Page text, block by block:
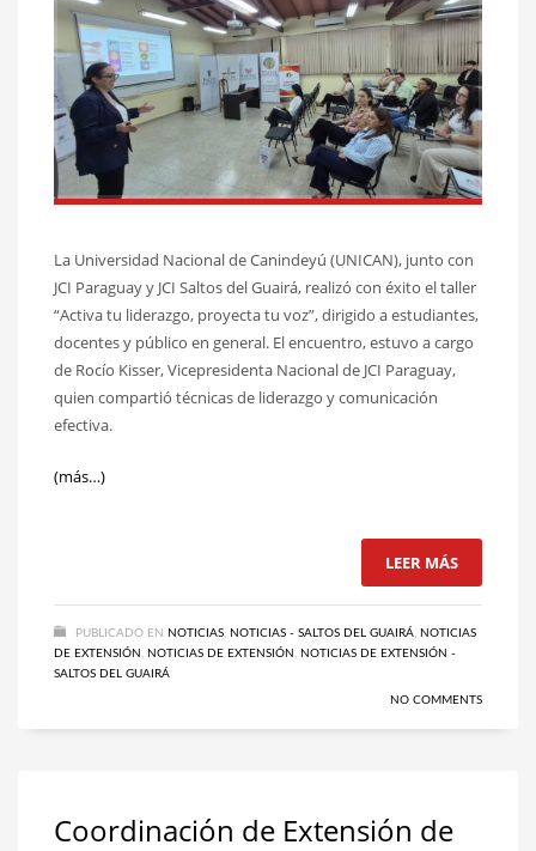
La Universidad Nacional de Canindeyú (UNICAN), junto con
JCI Paraguay y JCI Saltos del Guairá, realizó con éxito el taller
“Activa tu liderazgo, proyecta tu voz”, dirigido a estudiantes,
docentes y público en general. El encuentro, estuvo a cargo
de Rocío Kisser, Vicepresidenta Nacional de JCI Paraguay,
quien compartió técnicas de liderazgo y comunicación
efectiva.
(más…)
LEER MÁS
PUBLICADO EN NOTICIAS NOTICIAS - SALTOS DEL GUAIRÁ NOTICIAS
DE EXTENSIÓN
NOTICIAS DE EXTENSIÓN
NOTICIAS DE EXTENSIÓN -
SALTOS DEL GUAIRÁ
NO COMMENTS
Coordinación de Extensión de